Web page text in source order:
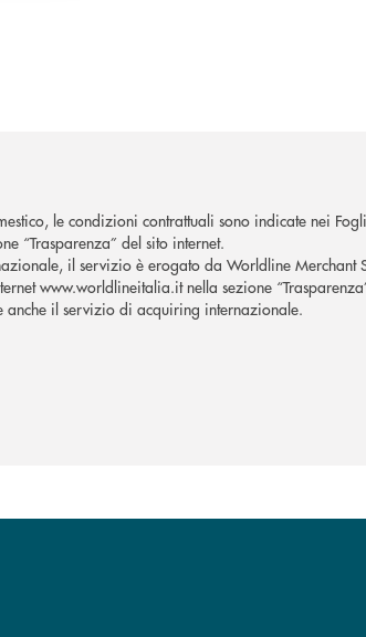
le condizioni contrattuali sono indicate nei
“Trasparenza” del sito internet.
il servizio è erogato da Worldline Merchant
www.worldlineitalia.it nella sezione
anche il servizio di acquiring internazionale.